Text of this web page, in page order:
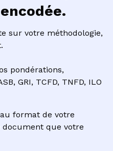
sur votre méthodologie,
pondérations,
GRI, TCFD, TNFD, ILO
format de votre
document que votre